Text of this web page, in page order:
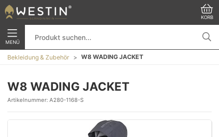
KORB
MENÜ
Bekleidung & Zubehör W8 WADING JACKET
W8 WADING JACKET
Artikelnummer: A280-1168-S